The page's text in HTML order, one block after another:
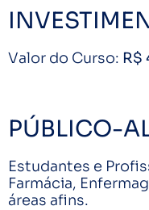
Valor do Curso: R$
PÚBLICO-
Estudantes e
Farmácia,
áreas afins.